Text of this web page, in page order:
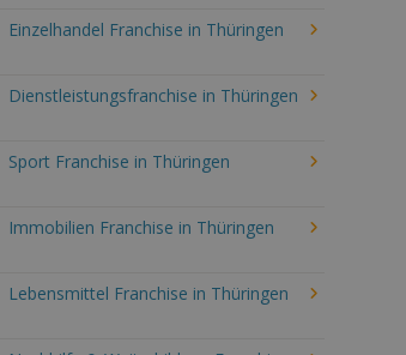
Einzelhandel Franchise in Thüringen
Dienstleistungsfranchise in Thüringen
Sport Franchise in Thüringen
Immobilien Franchise in Thüringen
Lebensmittel Franchise in Thüringen